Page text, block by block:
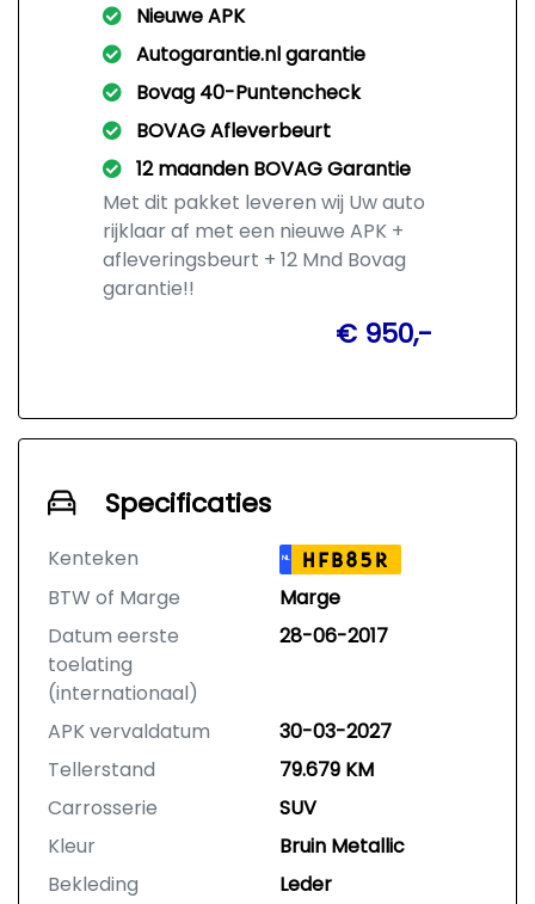
Nieuwe APK
Autogarantie.nl garantie
Bovag 40-Puntencheck
BOVAG Afleverbeurt
12 maanden BOVAG Garantie
Met dit pakket leveren wij Uw auto
rijklaar af met een nieuwe APK +
afleveringsbeurt + 12 Mnd Bovag
garantie!!
€ 950,-
Specificaties
Kenteken NL HFB85R
BTW of Marge
Marge
Datum eerste
toelating
(internationaal)
28-06-2017
APK vervaldatum
30-03-2027
Tellerstand
79.679 KM
Carrosserie
SUV
Kleur
Bruin Metallic
Bekleding
Leder